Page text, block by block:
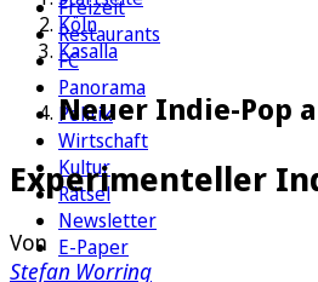
Freizeit
Restaurants
FC
Panorama
Politik
Wirtschaft
Kultur
Rätsel
Newsletter
E-Paper
Köln
Kasalla
Neuer Indie-Pop
Experimenteller
Von
Stefan Worring